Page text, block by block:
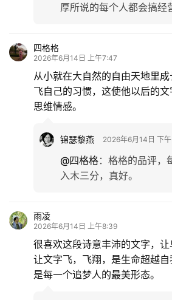
厚所说的每个人都会搞经
四格格
2026年6月14日 上午7:47
从小就在大自然的自由天地里
飞自己的习惯，这使他以后的
思维情感。
锦瑟黎燕 2026年6月14日 下
@四格格： 格格的品评，
入木三分，真好。
雨凌
2026年6月14日 上午8:39
很喜欢这段诗意丰沛的文字，让
让文字飞，飞翔，是生命超越
是每一个追梦人的最美形态。